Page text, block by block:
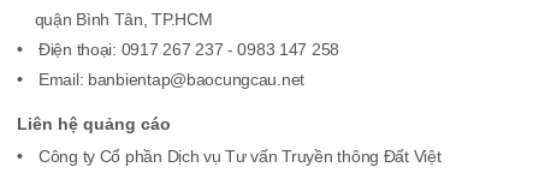
quận Bình Tân, TP.HCM
Điện thoại: 0917 267 237 - 0983 147 258
Email: banbientap@baocungcau.net
Liên hệ quảng cáo
Công ty Cổ phần Dịch vụ Tư vấn Truyền thông Đất Việt